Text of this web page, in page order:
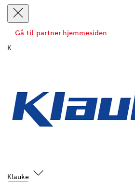
Gå til partner-hjemmesiden
K
Klauke